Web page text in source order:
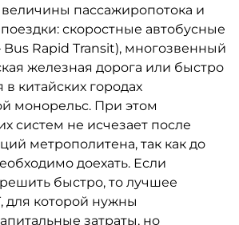
пассажиропотока и
скоростные автобусные
Rapid Transit), многозвенный
железная дорога или быстро
китайских городах
монорельс. При этом
систем не исчезает после
метрополитена, так как до
доехать. Если
быстро, то лучшее
которой нужны
затраты, но